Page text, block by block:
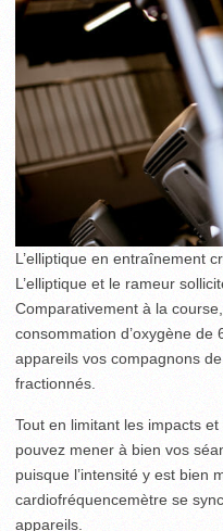
L’elliptique en entraînement
L’elliptique et le rameur
Comparativement à la
consommation d’oxygène de
appareils vos compagnons
fractionnés.
Tout en limitant les impacts
pouvez mener à bien vos
puisque l’intensité y est bien
cardiofréquencemètre se
appareils.